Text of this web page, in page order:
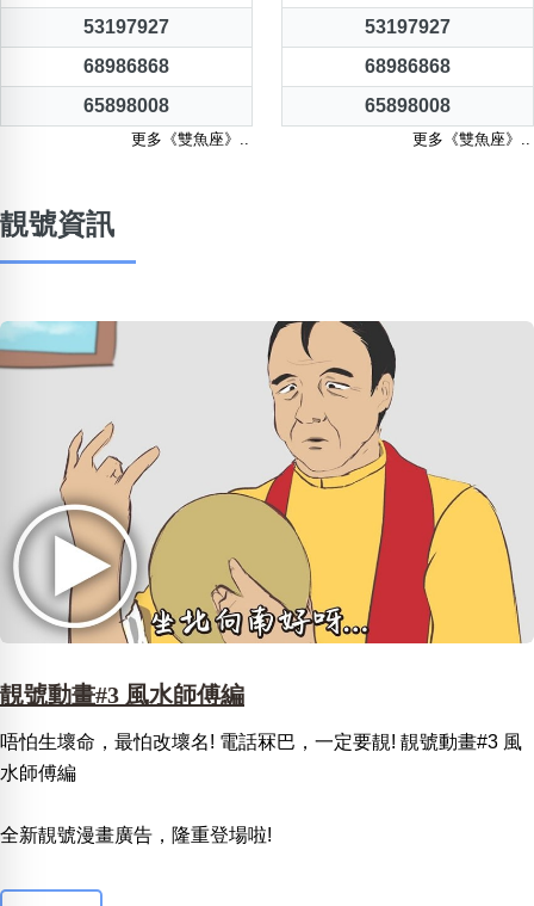
53197927
68986868
65898008
更多《雙魚座》..
53197927
68986868
65898008
更多《雙魚座》..
靚號資訊
靚號動畫#3 風水師傅編
唔怕生壞命，最怕改壞名! 電話冧巴，一定要靚! 靚號動畫#3 風
水師傅編
全新靚號漫畫廣告，隆重登場啦!